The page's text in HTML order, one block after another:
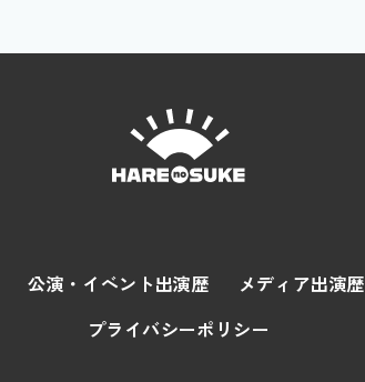
公演・イベント出演歴 メディア出演歴
プライバシーポリシー